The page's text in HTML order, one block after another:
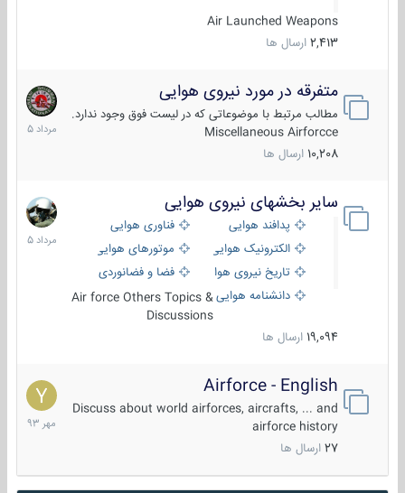
Air Launched Weapons
2,413 ارسال ها
متفرقه در مورد نیروی هوایی
مطالب مرتبط با موضوعاتی که در لیست فوق وجود ندارد.
Miscellaneous Airforcce
10,208 ارسال ها
7
مرداد
1405
سایر بخشهای نیروی هوایی
پدافند هوایی
فناوری هوایی
الکترونیک هوایی
موتورهای هوایی
تاریخ نیروی هوایی
فضا و فضانوردی
دانشنامه هواییAir force Others Topics &
Discussions
19,094 ارسال ها
2
مرداد
1405
Airforce - English
Discuss about world airforces, aircrafts, ... and
airforce history
27 ارسال ها
15
مهر
1393